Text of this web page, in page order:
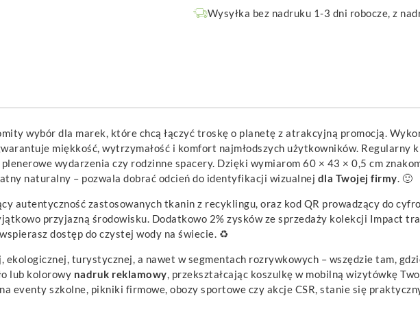
Wysyłka bez nadruku 1-3 dni robocze, z
wybór dla marek, które chcą łączyć troskę o planetę z atrakcyjną promocją.
miękkość, wytrzymałość i komfort najmłodszych użytkowników. Regularny
wydarzenia czy rodzinne spacery. Dzięki wymiarom 60 × 43 × 0,5 cm
naturalny – pozwala dobrać odcień do identyfikacji wizualnej dla Twojej firmy. 🙂
autentyczność zastosowanych tkanin z recyklingu, oraz kod QR prowadzący do
przyjazną środowisku. Dodatkowo 2% zysków ze sprzedaży kolekcji Impact
dostęp do czystej wody na świecie. ♻️
turystycznej, a nawet w segmentach rozrywkowych – wszędzie tam,
lub kolorowy nadruk reklamowy, przekształcając koszulkę w mobilną wizytówkę
eventy szkolne, pikniki firmowe, obozy sportowe czy akcje CSR, stanie się